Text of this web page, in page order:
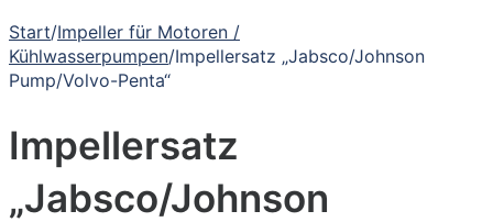
Start/Impeller für Motoren /
Kühlwasserpumpen/Impellersatz „Jabsco/Johnson
Pump/Volvo-Penta“
Impellersatz
„Jabsco/Johnson